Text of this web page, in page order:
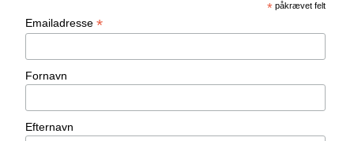
* påkrævet felt
Emailadresse*
Fornavn
Efternavn